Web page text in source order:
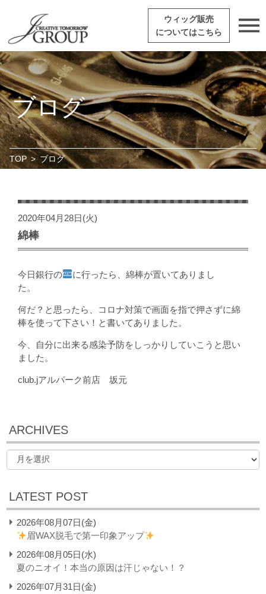
ウィッグ販売
についてはこちら
ブログ
TOP > ブログ
2020年04月28日(火)
綿棒
今日銀行の
に行ったら、綿棒が置いてありまし
た。
何だ？と思ったら、コロナ対策で画面を指で押さずに綿
棒を使って下さい！と書いてありました。
今、自分に出来る感染予防をしっかりしていこうと思い
ました。
club.jアルパーク前店 坂元
ARCHIVES
LATEST POST
2026年08月07日(金)
眉WAX脱毛で第一印象アップ
2026年08月05日(水)
夏のニオイ！本当の原因は汗じゃない！？
2026年07月31日(金)